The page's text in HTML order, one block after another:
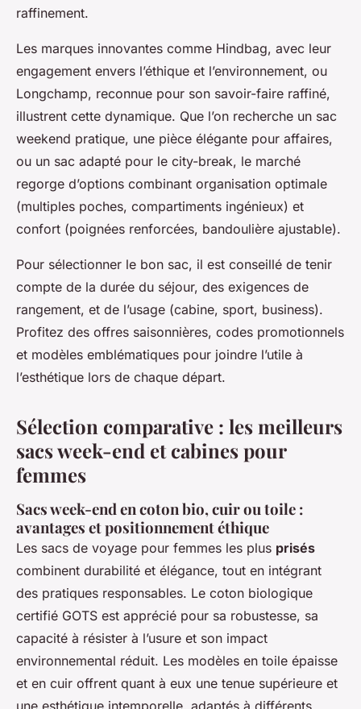
raffinement.
Les marques innovantes comme Hindbag, avec leur
engagement envers l’éthique et l’environnement, ou
Longchamp, reconnue pour son savoir-faire raffiné,
illustrent cette dynamique. Que l’on recherche un sac
weekend pratique, une pièce élégante pour affaires,
ou un sac adapté pour le city-break, le marché
regorge d’options combinant organisation optimale
(multiples poches, compartiments ingénieux) et
confort (poignées renforcées, bandoulière ajustable).
Pour sélectionner le bon sac, il est conseillé de tenir
compte de la durée du séjour, des exigences de
rangement, et de l’usage (cabine, sport, business).
Profitez des offres saisonnières, codes promotionnels
et modèles emblématiques pour joindre l’utile à
l’esthétique lors de chaque départ.
Sélection comparative : les meilleurs
sacs week-end et cabines pour
femmes
Sacs week-end en coton bio, cuir ou toile :
avantages et positionnement éthique
Les sacs de voyage pour femmes les plus prisés
combinent durabilité et élégance, tout en intégrant
des pratiques responsables. Le coton biologique
certifié GOTS est apprécié pour sa robustesse, sa
capacité à résister à l’usure et son impact
environnemental réduit. Les modèles en toile épaisse
et en cuir offrent quant à eux une tenue supérieure et